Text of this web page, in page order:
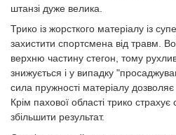
штанзі дуже велика.
Трико із жорсткого матеріалу із
захистити спортсмена від травм.
верхню частину стегон, тому
знижується і у випадку
сила пружності матеріалу
Крім пахової області трико
збільшити результат.